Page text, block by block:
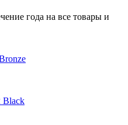
года на все товары и
Black